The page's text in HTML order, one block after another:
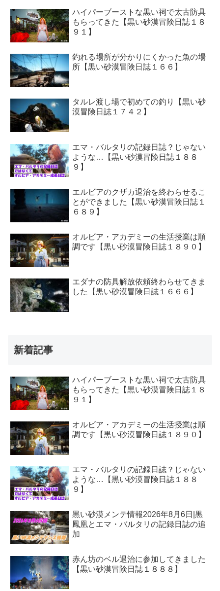
ハイパーブーストな黒い祠で太古防具
もらってきた【黒い砂漠冒険日誌１８
９１】
釣れる場所が分かりにくかった魚の場
所【黒い砂漠冒険日誌１６６】
タルレ渡し場で初めての釣り【黒い砂
漠冒険日誌１７４２】
エマ・バルタリの記録日誌？じゃない
ような…【黒い砂漠冒険日誌１８８
９】
エルビアのクザカ退治を終わらせるこ
とができました【黒い砂漠冒険日誌１
６８９】
オルビア・アカデミーの生活授業は順
調です【黒い砂漠冒険日誌１８９０】
エダナの防具解放依頼終わらせてきま
した【黒い砂漠冒険日誌１６６６】
新着記事
ハイパーブーストな黒い祠で太古防具
もらってきた【黒い砂漠冒険日誌１８
９１】
オルビア・アカデミーの生活授業は順
調です【黒い砂漠冒険日誌１８９０】
エマ・バルタリの記録日誌？じゃない
ような…【黒い砂漠冒険日誌１８８
９】
黒い砂漠メンテ情報2026年8月6日|黒
鳳凰とエマ・バルタリの記録日誌の追
加
赤ん坊のベル退治に参加してきました
【黒い砂漠冒険日誌１８８８】